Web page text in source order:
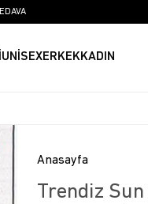
UNİSEXERKEKKADIN
Anasayfa
Trendiz